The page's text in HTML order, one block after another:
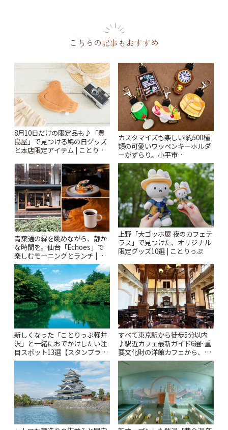
こちらの記事もおすすめ
8月10日だけの限定品も♪「豊
島屋」で見つける鳩の日グッズ
と本店限定アイテム | ことりっ
カスタマイズも楽しい!約500種
類の可愛いワッペンキーホルダ
ーがずらり。小平市
「Kimamaya T&K」 | ことりっ
ぷ
青葉通の緑を眺めながら、静か
な時間を。仙台「Echoes」で
楽しむモーニングとランチ | こ
とりっぷ
上野「大ゴッホ展 夜のカフェテ
ラス」で見つけた、オリジナル
限定グッズ10選 | ことりっぷ
新しくなった「ことりっぷ軽井
沢」と一緒におでかけしたい注
目スポット13選【スタンプラリ
ー開催中】 | ことりっぷ
すべて東京駅から徒歩5分以内
♪駅近カフェ最新ガイド6選~重
要文化財の洋館カフェから、改
札すぐのレトロ喫茶まで~ | こと